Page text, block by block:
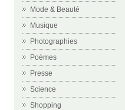
Mode & Beauté
Musique
Photographies
Poèmes
Presse
Science
Shopping